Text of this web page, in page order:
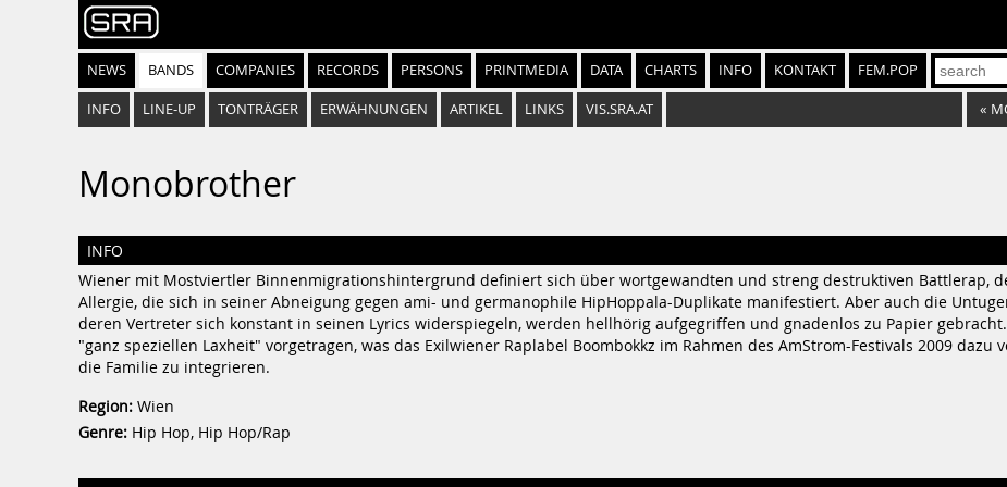
NEWS BANDS COMPANIES RECORDS PERSONS PRINTMEDIA DATA CHARTS INFO KONTAKT FEM.POP
INFO LINE-UP TONTRÄGER ERWÄHNUNGEN ARTIKEL LINKS VIS.SRA.AT «
Monobrother
INFO
Wiener mit Mostviertler Binnenmigrationshintergrund definiert sich über wortgewandten und streng destruktiven Battlerap,
Allergie, die sich in seiner Abneigung gegen ami- und germanophile HipHoppala-Duplikate manifestiert. Aber auch die
deren Vertreter sich konstant in seinen Lyrics widerspiegeln, werden hellhörig aufgegriffen und gnadenlos zu Papier
"ganz speziellen Laxheit" vorgetragen, was das Exilwiener Raplabel Boombokkz im Rahmen des AmStrom-Festivals 2009
die Familie zu integrieren.
Region: Wien
Genre: Hip Hop, Hip Hop/Rap